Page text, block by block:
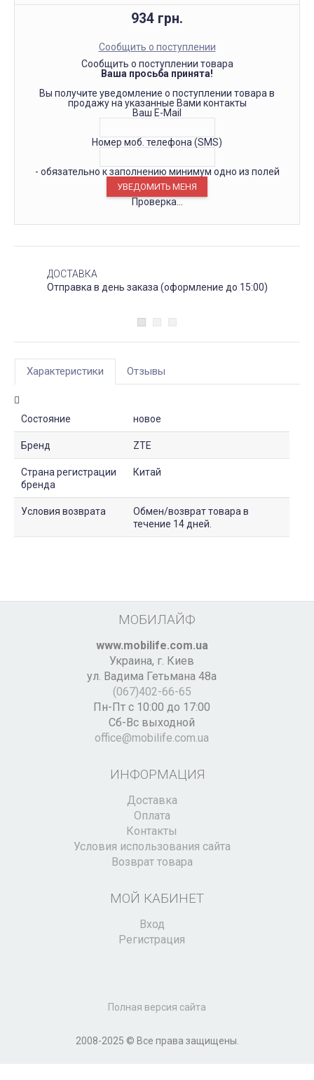
934 грн.
Сообщить о поступлении
Сообщить о поступлении товара
Ваша просьба принята!
Вы получите уведомление о поступлении товара в
продажу на указанные Вами контакты
Ваш E-Mail
Номер моб. телефона (SMS)
- обязательно к заполнению минимум одно из полей
Проверка...
ДОСТАВКА
Отправка в день заказа (оформление до 15:00)
Характеристики Отзывы
Состояние новое
Бренд ZTE
Страна регистрации
бренда
Китай
Условия возврата
Обмен/возврат товара в
течение 14 дней.
МОБИЛАЙФ
www.mobilife.com.ua
Украина, г. Киев
ул. Вадима Гетьмана 48а
(067)402-66-65
Пн-Пт с 10:00 до 17:00
Сб-Вс выходной
office@mobilife.com.ua
ИНФОРМАЦИЯ
Доставка
Оплата
Контакты
Условия использования сайта
Возврат товара
МОЙ КАБИНЕТ
Вход
Регистрация
Полная версия сайта
2008-2025 © Все права защищены.